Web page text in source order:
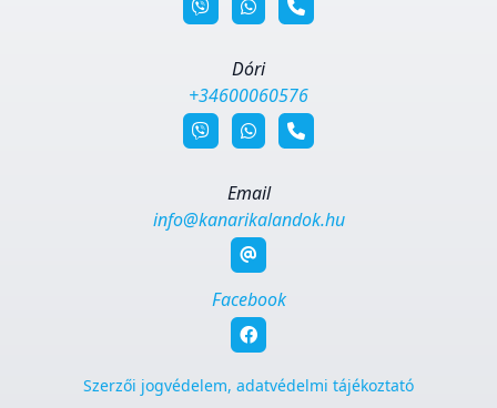
Email
info@kanarikalandok.hu
Facebook
Dóri
+34600060576
Szerzői jogvédelem, adatvédelmi tájékoztató